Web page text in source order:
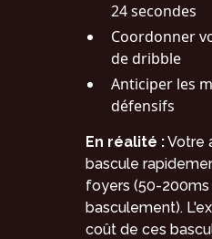
24 secondes
Coordonner
de dribble
Anticiper les
défensifs
En réalité :Votre
bascule
foyers (50-200ms
basculement).
coût de ces